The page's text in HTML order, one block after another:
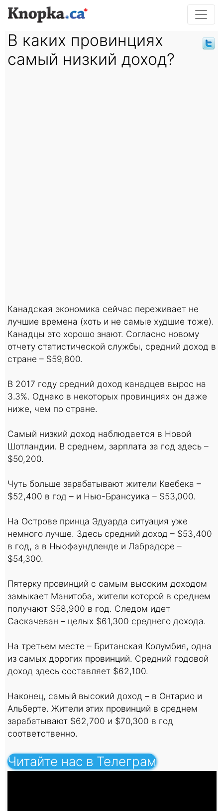
В каких провинциях
самый низкий доход?
Канадская экономика сейчас переживает не
лучшие времена (хоть и не самые худшие тоже).
Канадцы это хорошо знают. Согласно новому
отчету статистической службы, средний доход в
стране – $59,800.
В 2017 году средний доход канадцев вырос на
3.3%. Однако в некоторых провинциях он даже
ниже, чем по стране.
Самый низкий доход наблюдается в Новой
Шотландии. В среднем, зарплата за год здесь –
$50,200.
Чуть больше зарабатывают жители Квебека –
$52,400 в год – и Нью-Брансуика – $53,000.
На Острове принца Эдуарда ситуация уже
немного лучше. Здесь средний доход – $53,400
в год, а в Ньюфаундленде и Лабрадоре –
$54,300.
Пятерку провинций с самым высоким доходом
замыкает Манитоба, жители которой в среднем
получают $58,900 в год. Следом идет
Саскачеван – целых $61,300 среднего дохода.
На третьем месте – Британская Колумбия, одна
из самых дорогих провинций. Средний годовой
доход здесь составляет $62,100.
Наконец, самый высокий доход – в Онтарио и
Альберте. Жители этих провинций в среднем
зарабатывают $62,700 и $70,300 в год
соответственно.
Читайте нас в Телеграм